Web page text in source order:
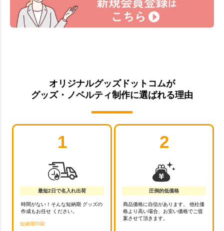
オリジナルグッズドットコムが
グッズ・ノベルティ制作に選ばれる理由
1
最短2日で名入れ出荷
時間がない！そんな短納期 グッズの
作成もお任せ ください。
短納期印刷
2
圧倒的低価格
商品価格に自信があります。 他社価
格より高い場合、お安い価格でご提
案させて頂きます。